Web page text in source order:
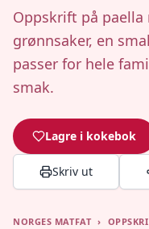
Oppskrift på
grønnsaker, en
passer for hele
smak.
Lagre i kokebok
Skriv ut
NORGES MATFAT ›